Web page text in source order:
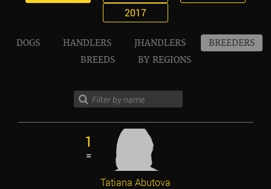
2017
DOGS HANDLERS JHANDLERS
BREEDERS
BREEDS
BY REGIONS
1
=
Tatiana Abutova